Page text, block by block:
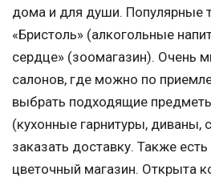
дома и для души. Популярные
«Бристоль» (алкогольные
сердце» (зоомагазин). Очень
салонов, где можно по
выбрать подходящие
(кухонные гарнитуры, диваны,
заказать доставку. Также
цветочный магазин. Открыта